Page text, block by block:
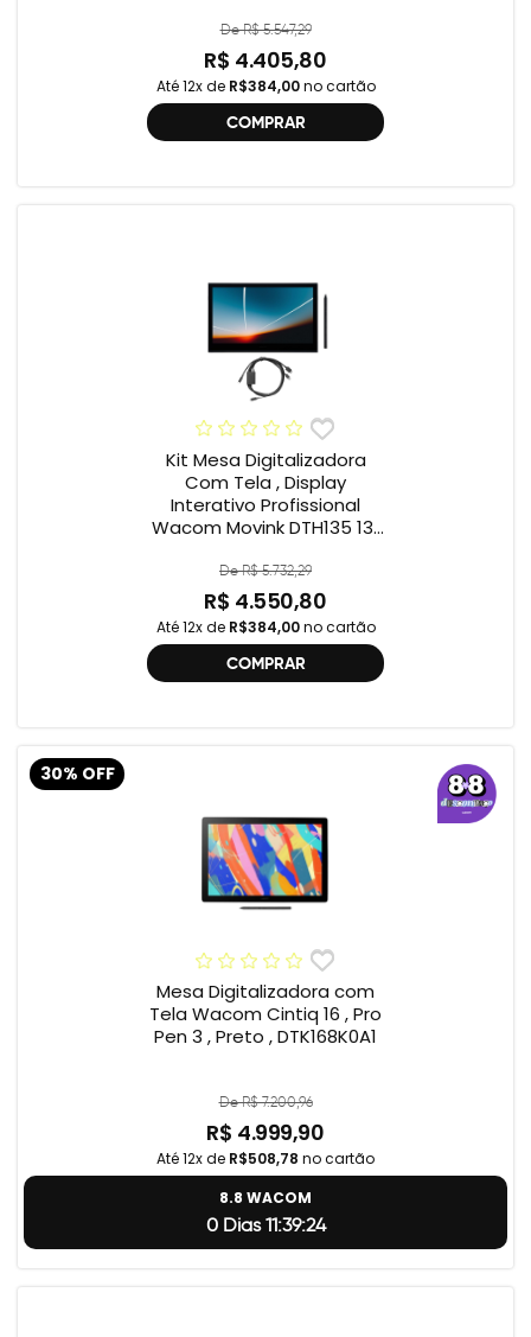
De R$ 5.547,29
R$ 4.405,80
Até 12x de R$384,00no cartão
COMPRAR
Kit Mesa Digitalizadora
Com Tela , Display
Interativo Profissional
Wacom Movink DTH135 13”
One , 2ª geração
De R$ 5.732,29
R$ 4.550,80
Até 12x de R$384,00no cartão
COMPRAR
30% OFF
Mesa Digitalizadora com
Tela Wacom Cintiq 16 , Pro
Pen 3 , Preto , DTK168K0A1
De R$ 7.200,96
R$ 4.999,90
Até 12x de R$508,78 no cartão
8.8 WACOM
0 Dias 11:39:23